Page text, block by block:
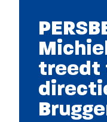
treedt